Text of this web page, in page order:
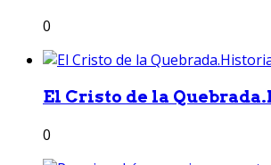
0
El Cristo de la
0